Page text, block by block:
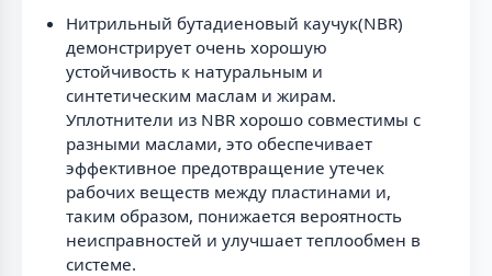
Нитрильный бутадиеновый каучук(NBR)
демонстрирует очень хорошую
устойчивость к натуральным и
синтетическим маслам и жирам.
Уплотнители из NBR хорошо совместимы с
разными маслами, это обеспечивает
эффективное предотвращение утечек
рабочих веществ между пластинами и,
таким образом, понижается вероятность
неисправностей и улучшает теплообмен в
системе.